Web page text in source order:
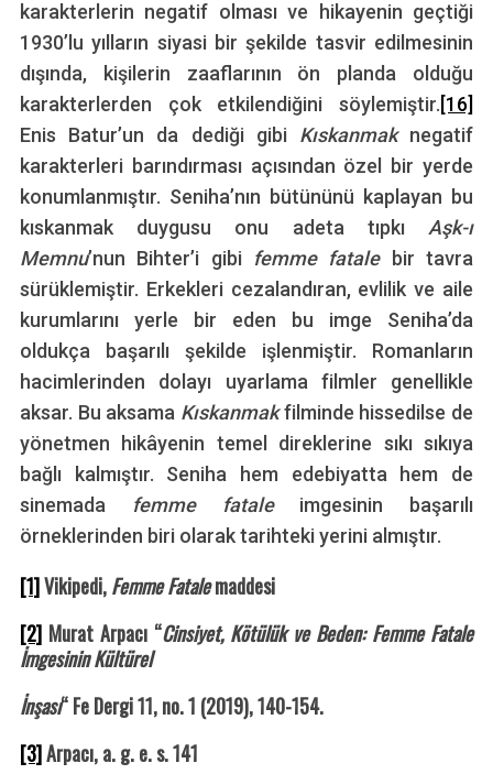
karakterlerin negatif olması ve hikayenin geçtiği
1930’lu yılların siyasi bir şekilde tasvir edilmesinin
dışında, kişilerin zaaflarının ön planda olduğu
karakterlerden çok etkilendiğini söylemiştir.[16]
Enis Batur’un da dediği gibi Kıskanmak negatif
karakterleri barındırması açısından özel bir yerde
konumlanmıştır. Seniha’nın bütününü kaplayan bu
kıskanmak duygusu onu adeta tıpkı Aşk-ı
Memnu’nun Bihter’i gibi femme fatale
bir tavra
sürüklemiştir. Erkekleri cezalandıran, evlilik ve aile
kurumlarını yerle bir eden bu imge Seniha’da
oldukça başarılı şekilde işlenmiştir. Romanların
hacimlerinden dolayı uyarlama filmler genellikle
aksar. Bu aksama Kıskanmakfilminde hissedilse de
yönetmen hikâyenin temel direklerine sıkı sıkıya
bağlı kalmıştır. Seniha hem edebiyatta hem de
sinemada
femme fatale imgesinin başarılı
örneklerinden biri olarak tarihteki yerini almıştır.
[1]Vikipedi,Femme Fatalemaddesi
[2]Murat Arpacı “Cinsiyet, Kötülük ve Beden: Femme Fatale
İmgesinin Kültürel
İnşası“ Fe Dergi 11, no. 1 (2019), 140-154.
[3]Arpacı, a. g. e. s. 141